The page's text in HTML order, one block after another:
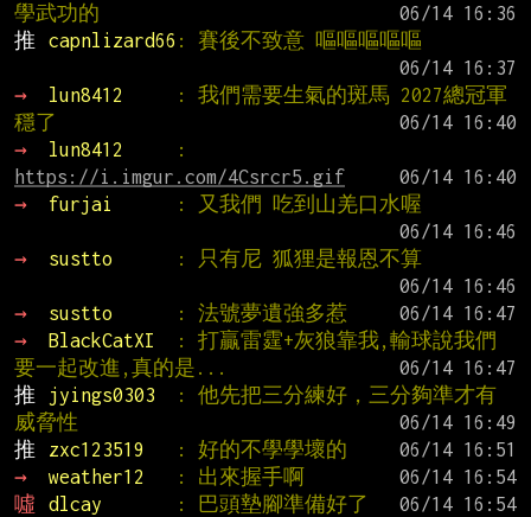
學武功的
推
capnlizard66 : 賽後不致意 嘔嘔嘔嘔嘔
→
lun8412
: 我們需要生氣的斑馬 2027總冠軍
穩了
→
lun8412
https://i.imgur.com/4Csrcr5.gif
→
furjai
: 又我們 吃到山羌口水喔
→
sustto
: 只有尼 狐狸是報恩不算
→
sustto : 法號夢遺強多惹
→
BlackCatXI
: 打贏雷霆+灰狼靠我,輸球說我們
要一起改進,真的是...
推
jyings0303
: 他先把三分練好，三分夠準才有
威脅性
推
zxc123519 : 好的不學學壞的
→
weather12 : 出來握手啊
噓
dlcay : 巴頭墊腳準備好了